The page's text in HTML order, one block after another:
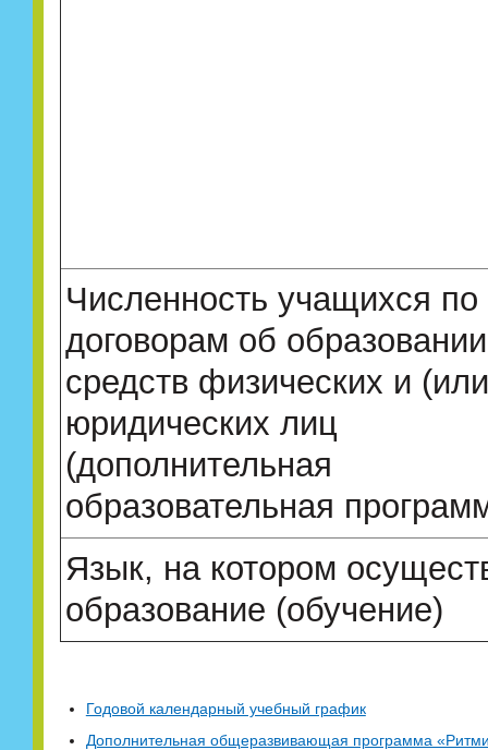
Численность учащихся по
договорам об
средств физических и
юридических лиц
(дополнительная
образовательная
Язык, на котором
образование (обучение)
Годовой календарный учебный график
Дополнительная общеразвивающая программа